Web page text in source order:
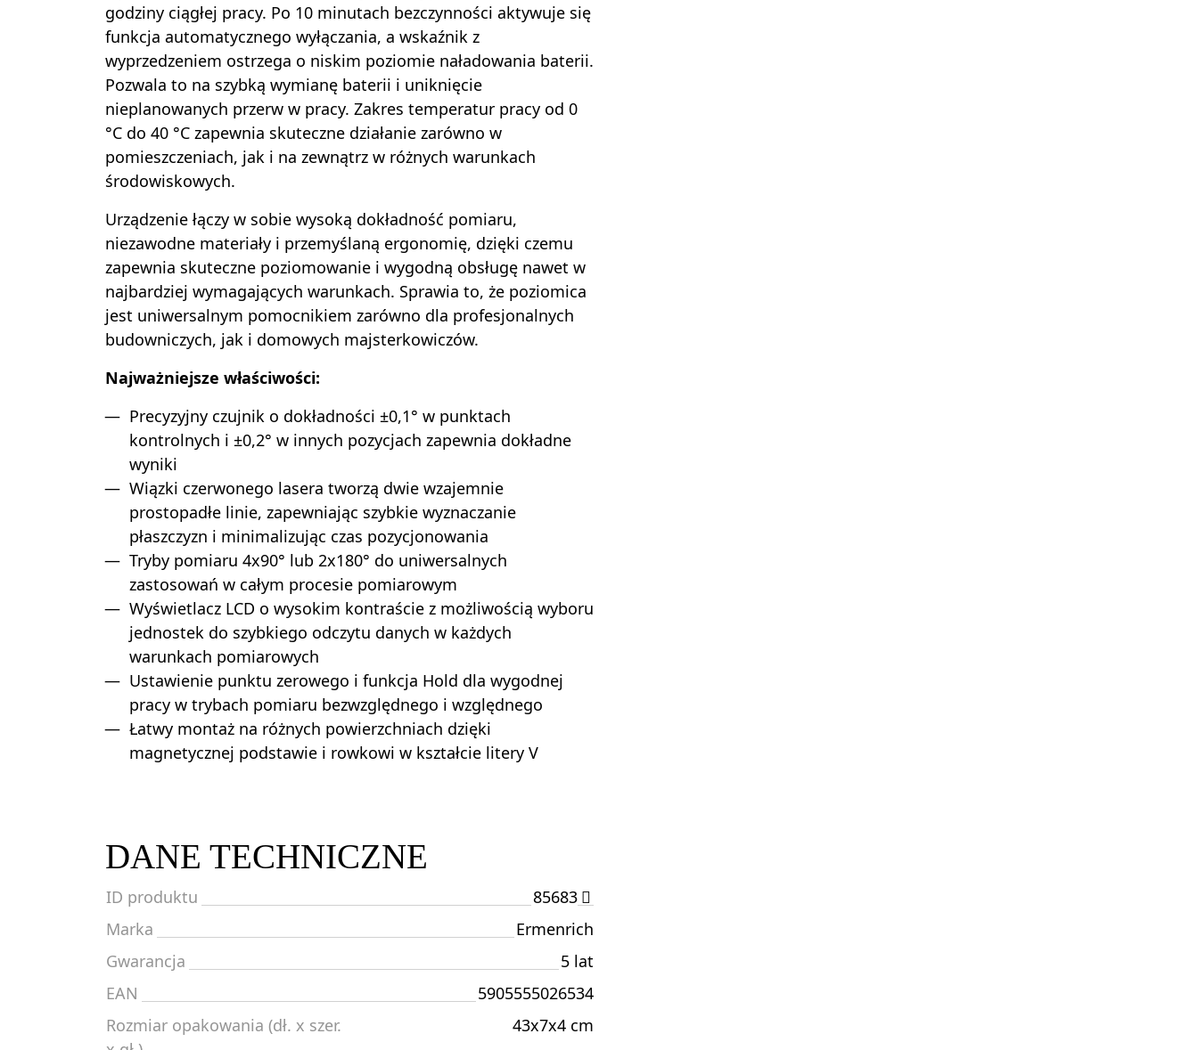
godziny ciągłej pracy. Po 10 minutach bezczynności aktywuje się
funkcja automatycznego wyłączania, a wskaźnik z
wyprzedzeniem ostrzega o niskim poziomie naładowania baterii.
Pozwala to na szybką wymianę baterii i uniknięcie
nieplanowanych przerw w pracy. Zakres temperatur pracy od 0
°C do 40 °C zapewnia skuteczne działanie zarówno w
pomieszczeniach, jak i na zewnątrz w różnych warunkach
środowiskowych.
Urządzenie łączy w sobie wysoką dokładność pomiaru,
niezawodne materiały i przemyślaną ergonomię, dzięki czemu
zapewnia skuteczne poziomowanie i wygodną obsługę nawet w
najbardziej wymagających warunkach. Sprawia to, że poziomica
jest uniwersalnym pomocnikiem zarówno dla profesjonalnych
budowniczych, jak i domowych majsterkowiczów.
Najważniejsze właściwości:
Precyzyjny czujnik o dokładności ±0,1° w punktach
kontrolnych i ±0,2° w innych pozycjach zapewnia dokładne
wyniki
Wiązki czerwonego lasera tworzą dwie wzajemnie
prostopadłe linie, zapewniając szybkie wyznaczanie
płaszczyzn i minimalizując czas pozycjonowania
Tryby pomiaru 4x90° lub 2x180° do uniwersalnych
zastosowań w całym procesie pomiarowym
Wyświetlacz LCD o wysokim kontraście z możliwością wyboru
jednostek do szybkiego odczytu danych w każdych
warunkach pomiarowych
Ustawienie punktu zerowego i funkcja Hold dla wygodnej
pracy w trybach pomiaru bezwzględnego i względnego
Łatwy montaż na różnych powierzchniach dzięki
magnetycznej podstawie i rowkowi w kształcie litery V
DANE TECHNICZNE
ID produktu
85683
Marka
Ermenrich
Gwarancja
5 lat
EAN
5905555026534
Rozmiar opakowania (dł. x szer.
43x7x4 cm